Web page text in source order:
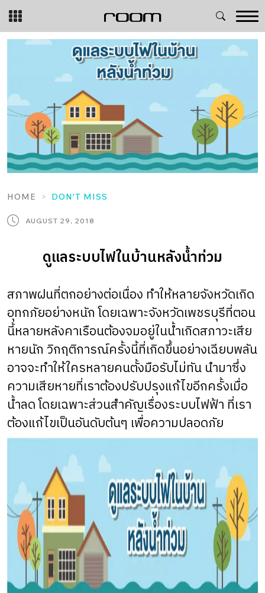
Skip
content
HOME DON'T MISS
AUGUST 29, 2018
ดูแลระบบไฟในบ้านหลังน้ำท่วม
สภาพฝนที่ตกอย่างต่อเนื่อง ทำให้หลายจังหวัดเกิด
อุทกภัยอย่างหนัก โดยเฉพาะจังหวัดเพชรบุรีที่ตอน
นี้หลายหลังคาเรือนต้องจมอยู่ในน้ำเกิดสภาวะเสีย
หายนัก วิกฤติการณ์ครั้งนี้ที่เกิดขึ้นอย่างเฉียบพลัน
อาจจะทำให้ใครหลายคนตั้งมือรับไม่ทัน นำมาซึ่ง
ความเสียหายที่เราต้องปรับปรุงแก้ไขอีกครั้งเมื่อ
น้ำลด โดยเฉพาะส่วนสำคัญเรื่องระบบไฟฟ้า ที่เรา
ต้องแก้ไขเป็นอันดับต้นๆ เพื่อความปลอดภัย